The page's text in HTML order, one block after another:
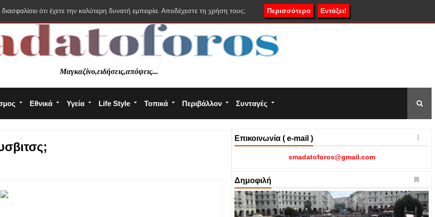
Μαγκαζίνο,ειδήσεις,απόψεις...
Εθνικά Υγεία Life Style Τοπικά Περιβάλλον Συνταγές
Επικοινωνία ( e-mail )
smadatoforos@gmail.com
Δημοφιλή
ότι έχετε την καλύτερη δυνατή εμπειρία. Αποδέχεστε τη χρήση τους; Περισσότερα Εντάξει!